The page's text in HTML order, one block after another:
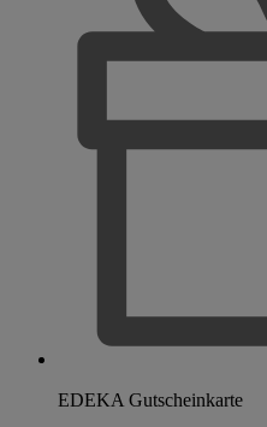
EDEKA Gutscheinkarte